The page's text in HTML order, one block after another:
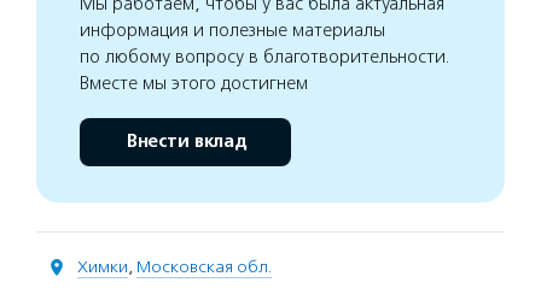
информация и полезные материалы
по любому вопросу в благотворительности.
Вместе мы этого достигнем
Внести вклад
Химки, Московская обл.